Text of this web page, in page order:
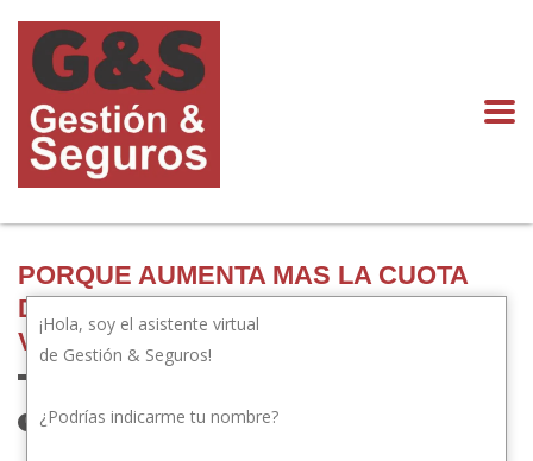
PORQUE AUMENTA MAS LA CUOTA
DEL SEGURO QUE EL MONTO DEL
VALOR ASEGURADO
26 de diciembre de 2023
¡Hola, soy el asistente virtual
de Gestión & Seguros!
¿Podrías indicarme tu nombre?